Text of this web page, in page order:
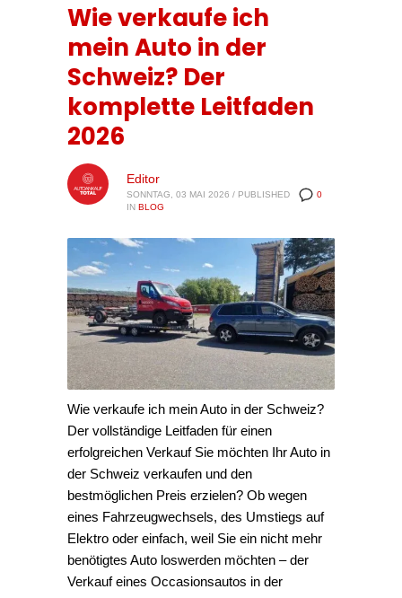
Wie verkaufe ich
mein Auto in der
Schweiz? Der
komplette Leitfaden
2026
0
Editor
SONNTAG, 03 MAI 2026 / PUBLISHED
IN BLOG
Wie verkaufe ich mein Auto in der Schweiz?
Der vollständige Leitfaden für einen
erfolgreichen Verkauf Sie möchten Ihr Auto in
der Schweiz verkaufen und den
bestmöglichen Preis erzielen? Ob wegen
eines Fahrzeugwechsels, des Umstiegs auf
Elektro oder einfach, weil Sie ein nicht mehr
benötigtes Auto loswerden möchten – der
Verkauf eines Occasionsautos in der